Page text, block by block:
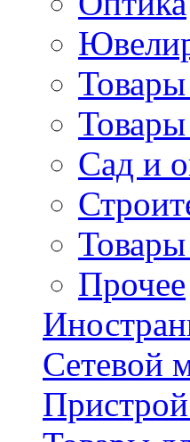
Сад и
Прочее
Сетевой
Пристрой